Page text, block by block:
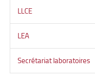
LLCE
LEA
Secrétariat laboratoires